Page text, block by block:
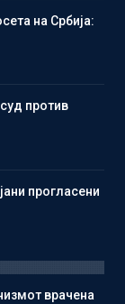
на Србија:
против
прогласени
врачена